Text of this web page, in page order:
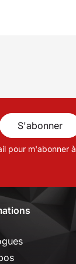
pour m'abonner à